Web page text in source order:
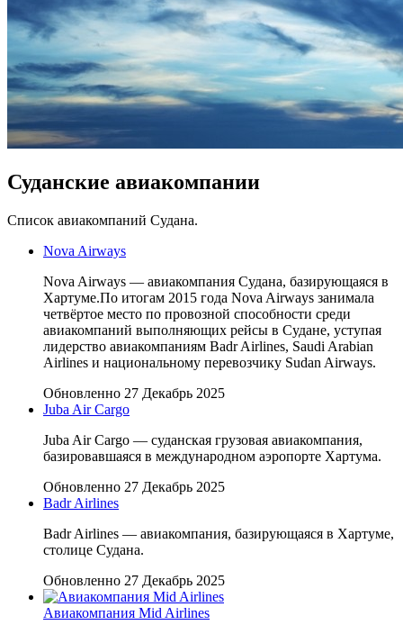
Суданские авиакомпании
Список авиакомпаний Судана.
Nova Airways
Nova Airways — авиакомпания Судана, базирующаяся в
Хартуме.По итогам 2015 года Nova Airways занимала
четвёртое место по провозной способности среди
авиакомпаний выполняющих рейсы в Судане, уступая
лидерство авиакомпаниям Badr Airlines, Saudi Arabian
Airlines и национальному перевозчику Sudan Airways.
Обновленно 27 Декабрь 2025
Juba Air Cargo
Juba Air Cargo — суданская грузовая авиакомпания,
базировавшаяся в международном аэропорте Хартума.
Обновленно 27 Декабрь 2025
Badr Airlines
Badr Airlines — авиакомпания, базирующаяся в Хартуме,
столице Судана.
Обновленно 27 Декабрь 2025
Авиакомпания Mid Airlines